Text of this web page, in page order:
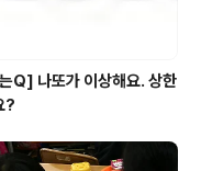
Q] 나또가 이상해요. 상한
?